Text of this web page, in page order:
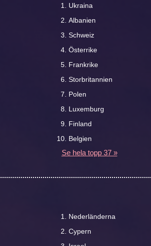
Ukraina
Albanien
Schweiz
Österrike
Frankrike
Storbritannien
Polen
Luxemburg
Finland
Belgien
Se hela topp 37 »
Nederländerna
Cypern